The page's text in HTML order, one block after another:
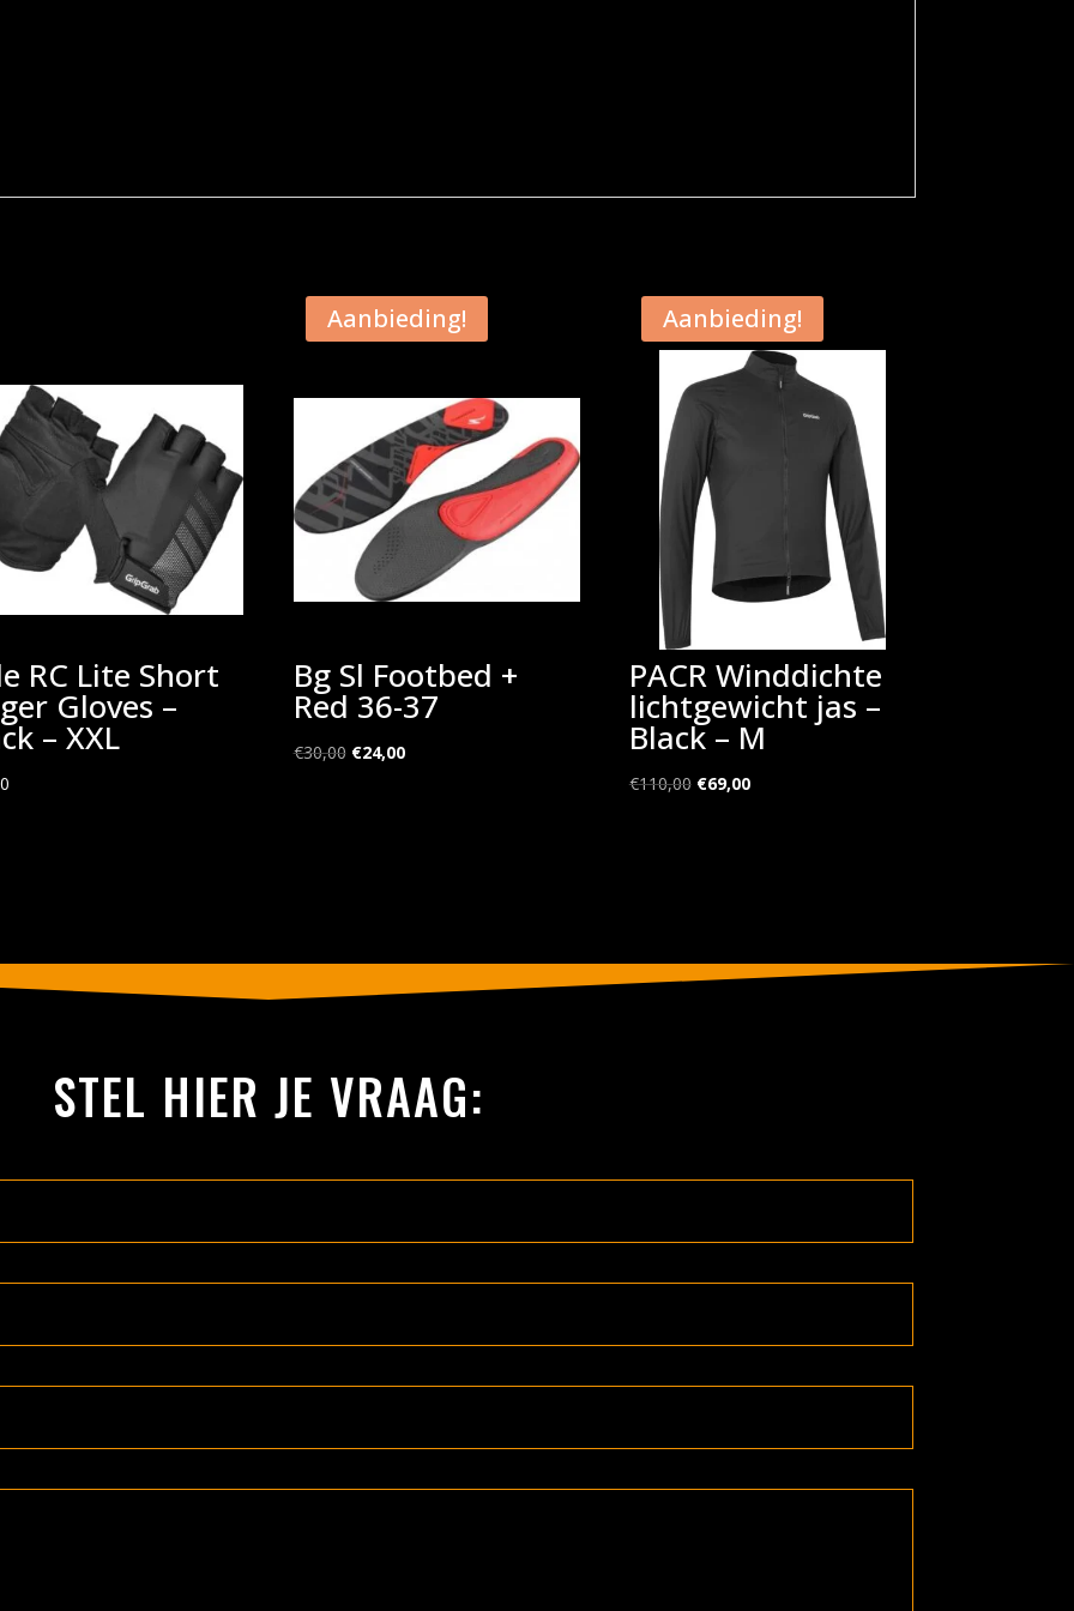
RC Lite Short
Gloves –
– XXL
Aanbieding!
Bg Sl Footbed +
Red 36-37
€30,00 Oorspronkelijke
€24,00Huidige
Aanbieding!
PACR Winddichte
lichtgewicht jas –
Black – M
€110,00 Oorspronkelijke
€69,00Huidige
STEL HIER JE VRAAG: